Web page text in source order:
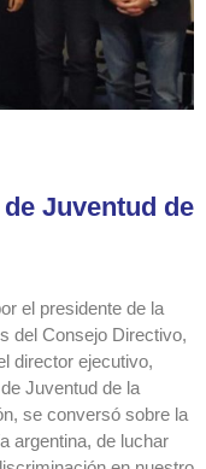
Juventud de
el presidente de la
del Consejo Directivo,
director ejecutivo,
Juventud de la
se conversó sobre la
argentina, de luchar